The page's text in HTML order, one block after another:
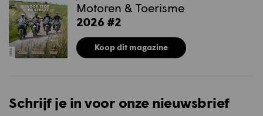
Motoren & Toerisme
2026 #2
Koop dit magazine
Schrijf je in voor onze nieuwsbrief